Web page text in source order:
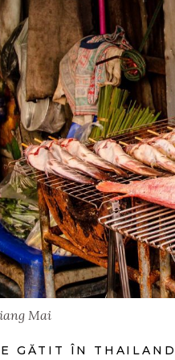
Mai
GĂTIT ÎN